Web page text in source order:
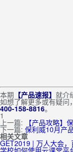
本期 【产品速报】 就介
如想了解更多或有疑问
400-158-8816。
1
上一篇: 【产品攻略】
下一篇: 保利威10月产
相关文章
GET2019 | 万人大会，
学校如何使用云课堂平